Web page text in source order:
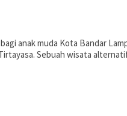
anak muda Kota Bandar
Sebuah wisata